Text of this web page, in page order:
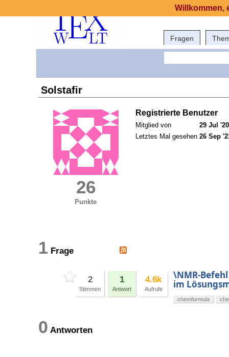
Fragen
Solstafir
26
Punkte
Registrierte Benutzer
Mitglied von
29 Jul
Letztes Mal gesehen 26 Sep
1 Frage
2
Stimmen
1
Antwort
4.6k
Aufrufe
\NMR-
im
chemformula
0 Antworten
Willkommen,